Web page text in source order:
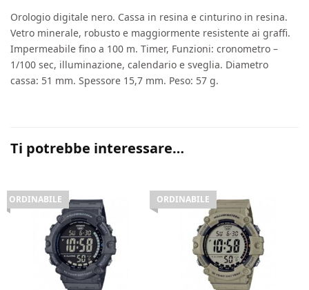
Orologio digitale nero. Cassa in resina e cinturino in resina.
Vetro minerale, robusto e maggiormente resistente ai graffi.
Impermeabile fino a 100 m. Timer, Funzioni: cronometro –
1/100 sec, illuminazione, calendario e sveglia. Diametro
cassa: 51 mm. Spessore 15,7 mm. Peso: 57 g.
Ti potrebbe interessare…
ORDINABILE ORDINABILE